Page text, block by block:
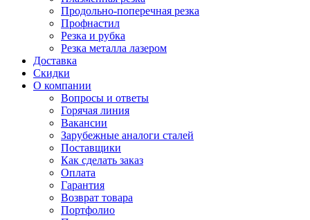
Продольно-поперечная резка
Профнастил
Резка и рубка
Резка металла лазером
Доставка
Скидки
О компании
Вопросы и ответы
Горячая линия
Вакансии
Зарубежные аналоги сталей
Поставщики
Как сделать заказ
Оплата
Гарантия
Возврат товара
Портфолио